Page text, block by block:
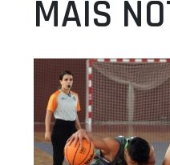
MAIS